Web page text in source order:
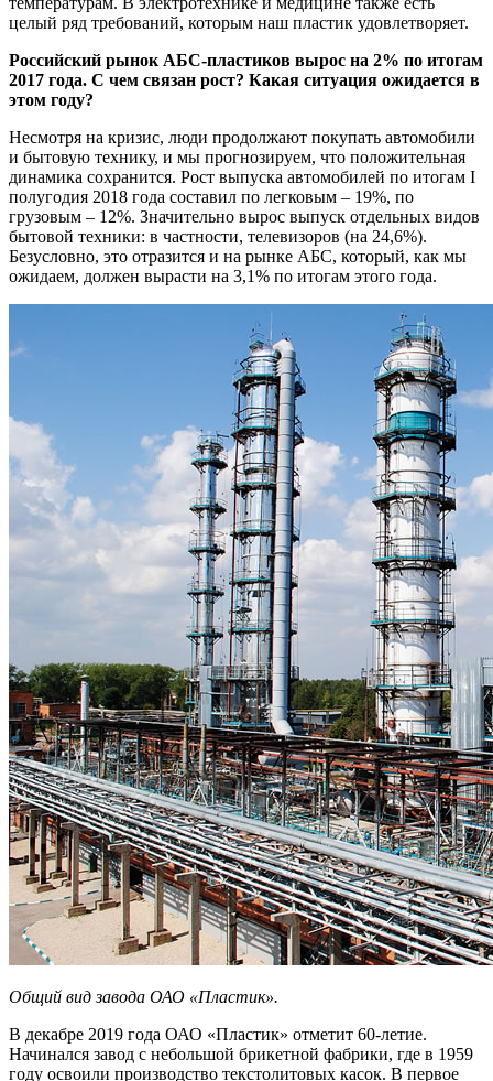
целый ряд требований, которым наш пластик удовлетворяет.
Российский рынок АБС-пластиков вырос на 2% по итогам
2017 года. С чем связан рост? Какая ситуация ожидается в
этом году?
Несмотря на кризис, люди продолжают покупать автомобили
и бытовую технику, и мы прогнозируем, что положительная
динамика сохранится. Рост выпуска автомобилей по итогам I
полугодия 2018 года составил по легковым – 19%, по
грузовым – 12%. Значительно вырос выпуск отдельных видов
бытовой техники: в частности, телевизоров (на 24,6%).
Безусловно, это отразится и на рынке АБС, который, как мы
ожидаем, должен вырасти на 3,1% по итогам этого года.
Общий вид завода ОАО «Пластик».
В декабре 2019 года ОАО «Пластик» отметит 60-летие.
Начинался завод с небольшой брикетной фабрики, где в 1959
году освоили производство текстолитовых касок. В первое